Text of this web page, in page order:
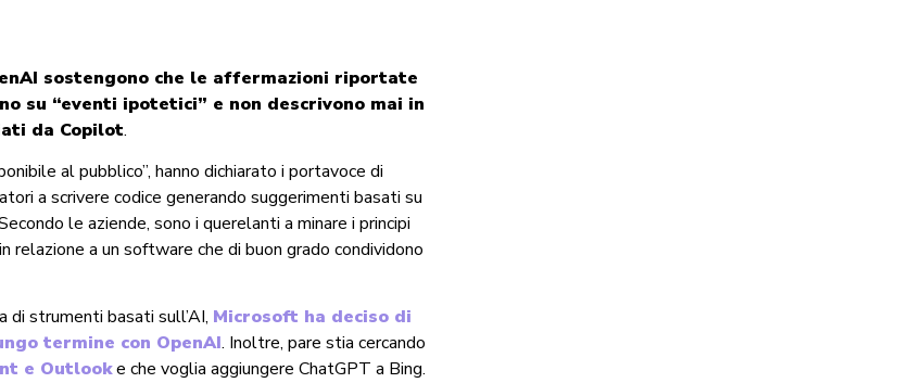
sostengono che le affermazioni riportate
su “eventi ipotetici” e non descrivono mai in
da Copilot.
al pubblico”, hanno dichiarato i portavoce di
a scrivere codice generando suggerimenti basati su
le aziende, sono i querelanti a minare i principi
relazione a un software che di buon grado condividono
strumenti basati sull’AI, Microsoft ha deciso di
termine con OpenAI. Inoltre, pare stia cercando
e Outlooke che voglia aggiungere ChatGPT a Bing.